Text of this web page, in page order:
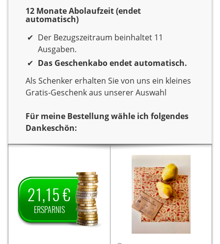
12 Monate Abolaufzeit (endet
automatisch)
Der Bezugszeitraum beinhaltet 11
Ausgaben.
Das Geschenkabo endet automatisch.
Als Schenker erhalten Sie von uns ein kleines
Gratis-Geschenk aus unserer Auswahl
Für meine Bestellung wähle ich folgendes
Dankeschön:
Dankeschön
21,15 €
ERSPARNIS
Zeitschrift
PS.
Als
Dankeschön erhalten Sie
von uns
21,15 € Ersparnis
auf den Jahrespreis und
zahlen somit für ein Jahr
Sie verschenken ein Jahr
Lesespaß mit dem Titel
PS.
Als Dankeschön
erhalten Sie von uns ein
Set bestehend aus zwei
hochwertigen
Bienenwachstüchern (ca.